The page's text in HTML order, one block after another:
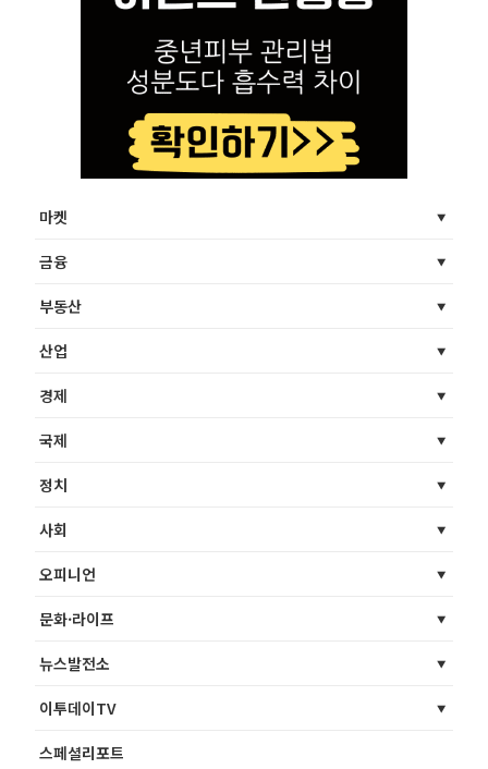
마켓
금융
부동산
산업
경제
국제
정치
사회
오피니언
문화·라이프
뉴스발전소
이투데이TV
스페셜리포트